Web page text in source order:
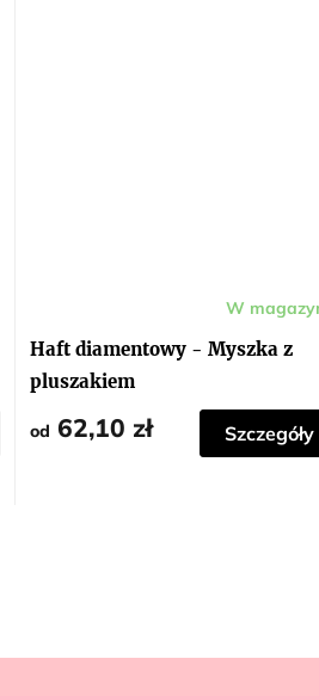
Haft diamentowy - Myszka z
pluszakiem
W
od 62,10 zł Szczegóły